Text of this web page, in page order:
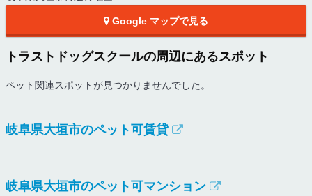
Google マップで見る
トラストドッグスクールの周辺にあるスポット
ペット関連スポットが見つかりませんでした。
岐阜県大垣市のペット可賃貸
岐阜県大垣市のペット可マンション